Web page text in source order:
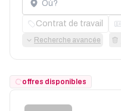
Contrat de travail
Recherche avancée
offres disponibles